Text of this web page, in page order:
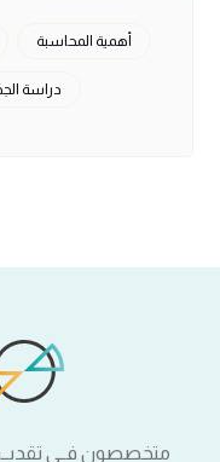
أهمية المحاسبة
دراسة
متخصصون فــي